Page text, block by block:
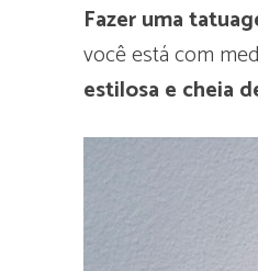
Fazer uma
você está com
estilosa e cheia